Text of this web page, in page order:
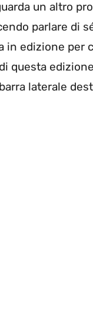
un altro
parlare di
in edizione per
questa
laterale